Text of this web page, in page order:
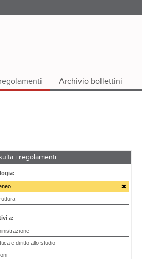
Archivio bollettini
i regolamenti
a:
e diritto allo studio